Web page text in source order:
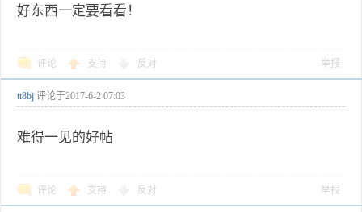
好东西一定要看看！
评论 支持 反对 举报
tt8bj 评论于2017-6-2 07:03
难得一见的好帖
评论 支持 反对 举报